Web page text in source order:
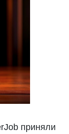
приняли